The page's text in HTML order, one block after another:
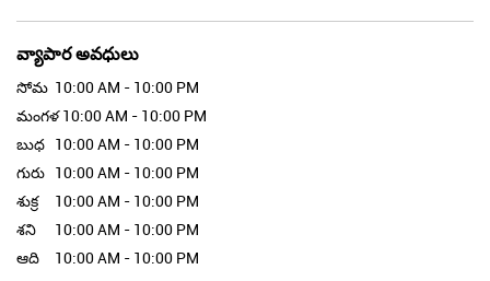
వ్యాపార అవధులు
సోమ 10:00 AM - 10:00 PM
మంగళ 10:00 AM - 10:00 PM
బుధ 10:00 AM - 10:00 PM
గురు 10:00 AM - 10:00 PM
శుక్ర
10:00 AM - 10:00 PM
శని
10:00 AM - 10:00 PM
ఆది
10:00 AM - 10:00 PM